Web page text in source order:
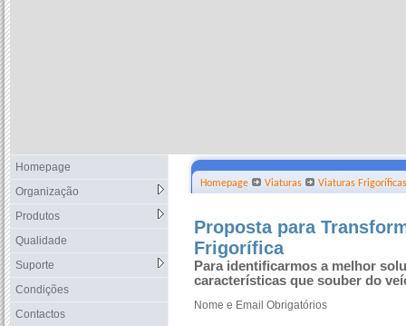
Homepage
Organização
Produtos
Qualidade
Suporte
Condições
Contactos
Homepage Viaturas Viaturas Frigoríficas
Proposta para
Frigorífica
Para identificarmos a melhor
características que souber do
Nome e Email Obrigatórios